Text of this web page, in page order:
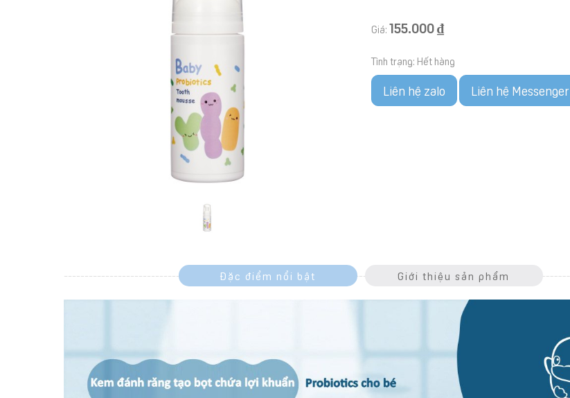
Giá: 155.000 ₫
Tình trạng: Hết hàng
Liên hệ zalo Liên hệ Messenger
Đặc điểm nổi bật Giới thiệu sản phẩm